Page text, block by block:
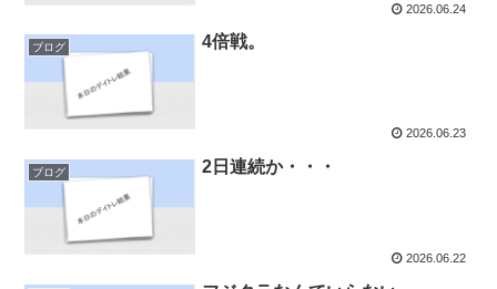
2026.06.24
ブログ 4倍戦。
2026.06.23
ブログ 2日連続か・・・
2026.06.22